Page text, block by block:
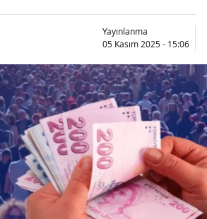
Yayınlanma
05 Kasım 2025 - 15:06